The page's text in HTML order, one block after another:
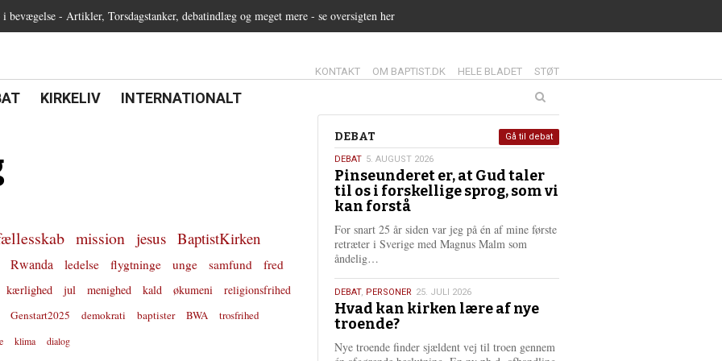
bevægelse - Artikler, Torsdagstanker, debatindlæg og meget mere - se oversigten her
13.0:
KONTAKT 14.0:
OM BAPTIST.DK 15.0:
HELE BLADET 16.0:
STØT
21.0:
KIRKELIV 22.0:
INTERNATIONALT
mission jesus BaptistKirken
Rwanda ledelse flygtninge unge samfund
fred
kærlighed jul menighed kald økumeni
religionsfrihed
Genstart2025 demokrati baptister BWA
trosfrihed
klima dialog
Debat
DEBAT
5.
august
2026
DEBAT 5. AUGUST 2026
Pinseunderet er, at Gud taler
til os i forskellige sprog, som vi
kan forstå
For snart 25 år siden var jeg på én af mine første
retræter i Sverige med Magnus Malm som
åndelig…
s
m
e
r
e
25.
juli
2026
DEBAT, PERSONER 25. JULI 2026
Hvad kan kirken lære af nye
troende?
Nye troende finder sjældent vej til troen gennem
Gå til debat